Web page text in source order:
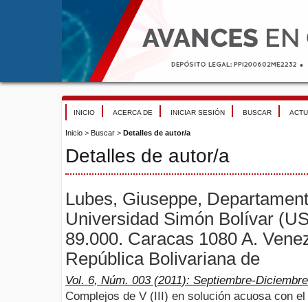
INICIO ACERCA DE INICIAR SESIÓN BUSCAR
Inicio > Buscar > Detalles de autor/a
Detalles de autor/a
Lubes, Giuseppe,
Universidad Simón Bolívar
89.000. Caracas 1080 A.
República Bolivariana de
Vol. 6, Núm. 003 (2011): Septiembre-Diciembre
Complejos de V (III) en solución acuosa con